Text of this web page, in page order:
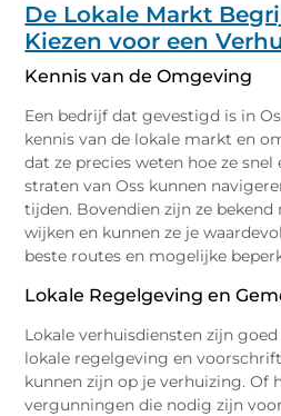
De Lokale Markt
Kiezen voor een
Kennis van de Omgeving
Een bedrijf dat gevestigd is in
kennis van de lokale markt en
dat ze precies weten hoe ze
straten van Oss kunnen
tijden. Bovendien zijn ze
wijken en kunnen ze je
beste routes en mogelijke
Lokale Regelgeving en
Lokale verhuisdiensten zijn
lokale regelgeving en
kunnen zijn op je verhuizing. Of
vergunningen die nodig zijn